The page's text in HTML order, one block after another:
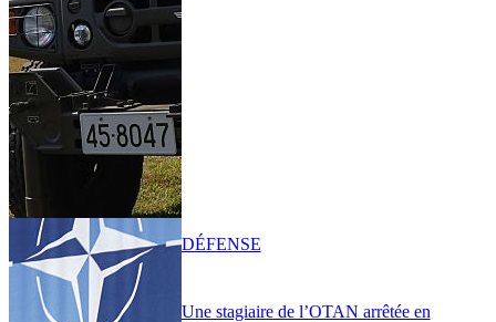
Une stagiaire de l’OTAN arrêtée en
DÉFENSE